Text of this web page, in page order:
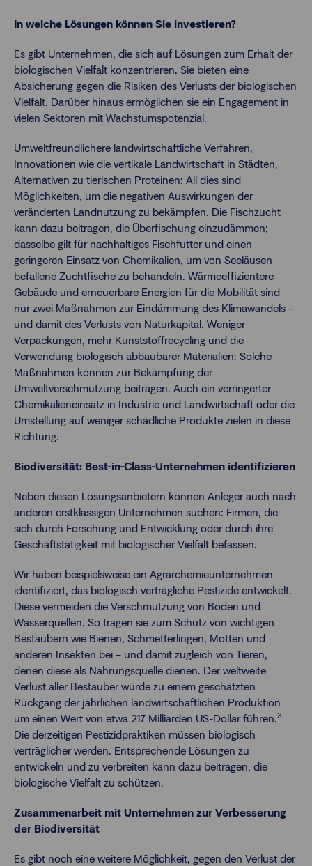
In welche Lösungen können Sie investieren?
Es gibt Unternehmen, die sich auf Lösungen zum Erhalt der
biologischen Vielfalt konzentrieren. Sie bieten eine
Absicherung gegen die Risiken des Verlusts der biologischen
Vielfalt. Darüber hinaus ermöglichen sie ein Engagement in
vielen Sektoren mit Wachstumspotenzial.
Umweltfreundlichere landwirtschaftliche Verfahren,
Innovationen wie die vertikale Landwirtschaft in Städten,
Alternativen zu tierischen Proteinen: All dies sind
Möglichkeiten, um die negativen Auswirkungen der
veränderten Landnutzung zu bekämpfen. Die Fischzucht
kann dazu beitragen, die Überfischung einzudämmen;
dasselbe gilt für nachhaltiges Fischfutter und einen
geringeren Einsatz von Chemikalien, um von Seeläusen
befallene Zuchtfische zu behandeln. Wärmeeffizientere
Gebäude und erneuerbare Energien für die Mobilität sind
nur zwei Maßnahmen zur Eindämmung des Klimawandels –
und damit des Verlusts von Naturkapital. Weniger
Verpackungen, mehr Kunststoffrecycling und die
Verwendung biologisch abbaubarer Materialien: Solche
Maßnahmen können zur Bekämpfung der
Umweltverschmutzung beitragen. Auch ein verringerter
Chemikalieneinsatz in Industrie und Landwirtschaft oder die
Umstellung auf weniger schädliche Produkte zielen in diese
Richtung.
Biodiversität: Best-in-Class-Unternehmen identifizieren
Neben diesen Lösungsanbietern können Anleger auch nach
anderen erstklassigen Unternehmen suchen: Firmen, die
sich durch Forschung und Entwicklung oder durch ihre
Geschäftstätigkeit mit biologischer Vielfalt befassen.
Wir haben beispielsweise ein Agrarchemieunternehmen
identifiziert, das biologisch verträgliche Pestizide entwickelt.
Diese vermeiden die Verschmutzung von Böden und
Wasserquellen. So tragen sie zum Schutz von wichtigen
Bestäubern wie Bienen, Schmetterlingen, Motten und
anderen Insekten bei – und damit zugleich von Tieren,
denen diese als Nahrungsquelle dienen. Der weltweite
Verlust aller Bestäuber würde zu einem geschätzten
Rückgang der jährlichen landwirtschaftlichen Produktion
um einen Wert von etwa 217 Milliarden US-Dollar führen.3
Die derzeitigen Pestizidpraktiken müssen biologisch
verträglicher werden. Entsprechende Lösungen zu
entwickeln und zu verbreiten kann dazu beitragen, die
biologische Vielfalt zu schützen.
Zusammenarbeit mit Unternehmen zur Verbesserung
der Biodiversität
Es gibt noch eine weitere Möglichkeit, gegen den Verlust der